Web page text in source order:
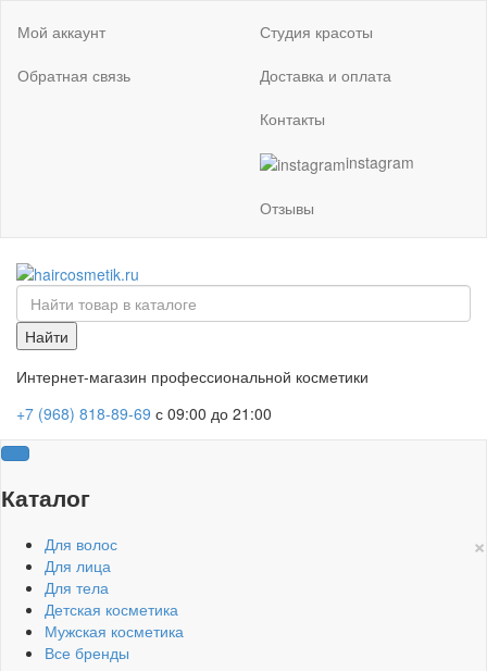
Мой аккаунт
Обратная связь
Студия красоты
Доставка и оплата
Контакты
instagram
Отзывы
Найти
Интернет-магазин профессиональной косметики
+7 (968) 818-89-69 с 09:00 до 21:00
Каталог
×
Для волос
Для лица
Для тела
Детская косметика
Мужская косметика
Все бренды